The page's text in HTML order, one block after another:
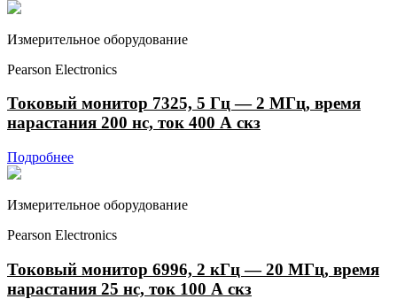
Измерительное оборудование
Pearson Electronics
Токовый монитор 7325, 5 Гц — 2 МГц, время
нарастания 200 нс, ток 400 А скз
Подробнее
Измерительное оборудование
Pearson Electronics
Токовый монитор 6996, 2 кГц — 20 МГц, время
нарастания 25 нс, ток 100 А скз